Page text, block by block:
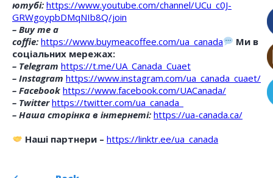
ютубі: https://www.youtube.com/channel/UCu_c0J-
GRWgoypbDMqNIb8Q/join
– Buy me a
coffie: https://www.buymeacoffee.com/ua_canada
Ми в
соціальних мережах:
– Telegram https://t.me/UA_Canada_Cuaet
– Instagram https://www.instagram.com/ua_canada_cuaet/
– Facebook https://www.facebook.com/UACanada/
– Twitterhttps://twitter.com/ua_canada_
– Наша сторінка в інтернеті: https://ua-canada.ca/
Наші партнери – https://linktr.ee/ua_canada